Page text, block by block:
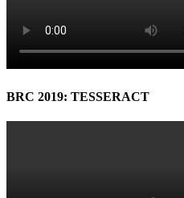
BRC 2019: TESSERACT